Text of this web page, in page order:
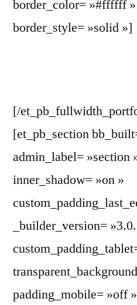
border_color= »#ffffff »
border_style= »solid »]
[/
[et_pb_section
admin_label= »section
inner_shadow= »on »
_builder_version=
padding_mobile= »off »